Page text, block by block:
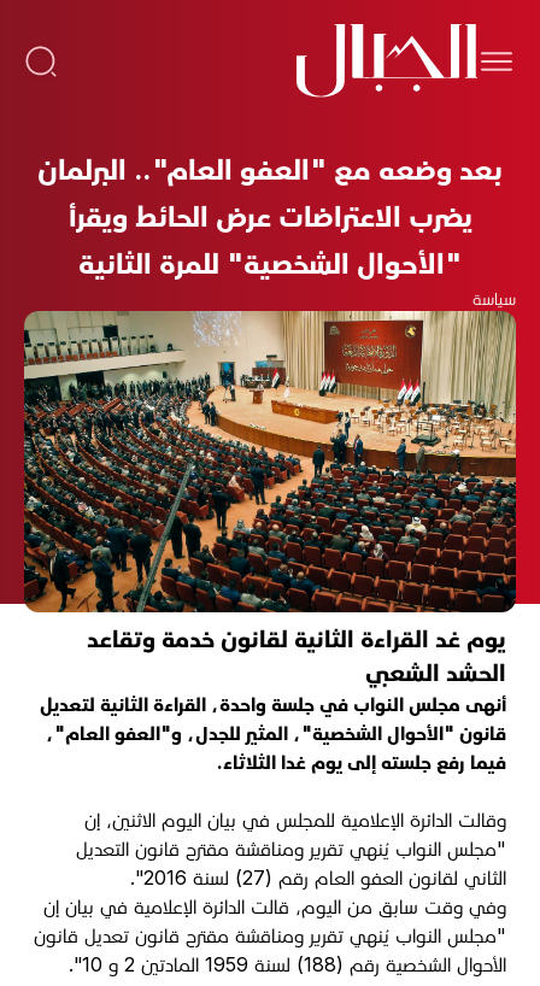
بعد وضعه مع "العفو العام".. البرلمان
يضرب الاعتراضات عرض الحائط ويقرأ
"الأحوال الشخصية" للمرة الثانية
سياسة
يوم غد القراءة الثانية لقانون خدمة وتقاعد
الحشد الشعبي
أنهى مجلس النواب في جلسة واحدة، القراءة الثانية لتعديل
قانون "الأحوال الشخصية"، المثير للجدل، و"العفو العام"،
فيما رفع جلسته إلى يوم غدا الثلاثاء.
وقالت الدائرة الإعلامية للمجلس في بيان اليوم الاثنين، إن
"مجلس النواب يُنهي تقرير ومناقشة مقترح قانون التعديل
الثاني لقانون العفو العام رقم (27) لسنة 2016".
وفي وقت سابق من اليوم، قالت الدائرة الإعلامية في بيان إن
"مجلس النواب يُنهي تقرير ومناقشة مقترح قانون تعديل قانون
الأحوال الشخصية رقم (188) لسنة 1959 المادتين 2 و 10".